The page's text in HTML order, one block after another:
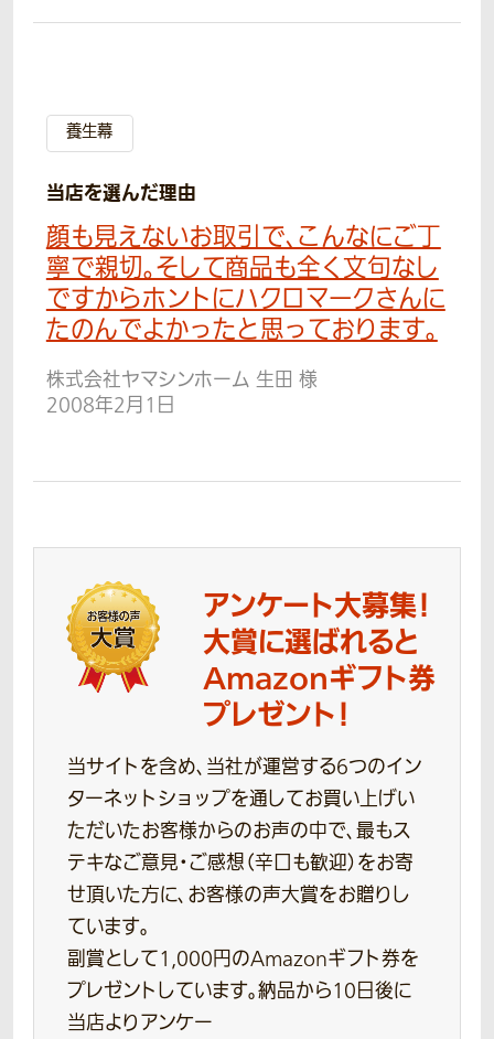
養生幕
当店を選んだ理由
顔も見えないお取引で、こんなにご丁
寧で親切。そして商品も全く文句なし
ですからホントにハクロマークさんに
たのんでよかったと思っております。
株式会社ヤマシンホーム 生田 様
2008年2月1日
アンケート大募集！
大賞に選ばれると
Amazonギフト券
プレゼント！
当サイトを含め、当社が運営する6つのイン
ターネットショップを通してお買い上げい
ただいたお客様からのお声の中で、最もス
テキなご意見・ご感想（辛口も歓迎）をお寄
せ頂いた方に、お客様の声大賞をお贈りし
ています。
副賞として1,000円のAmazonギフト券を
プレゼントしています。納品から10日後に
当店よりアンケー